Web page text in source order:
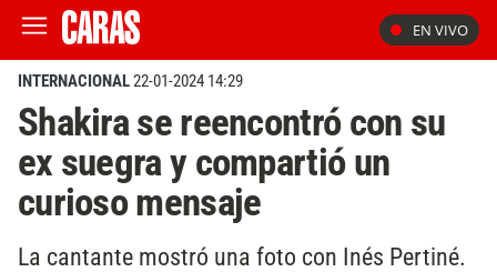
EN VIVO
INTERNACIONAL22-01-2024 14:29
Shakira se reencontró con su
ex suegra y compartió un
curioso mensaje
La cantante mostró una foto con Inés Pertiné.